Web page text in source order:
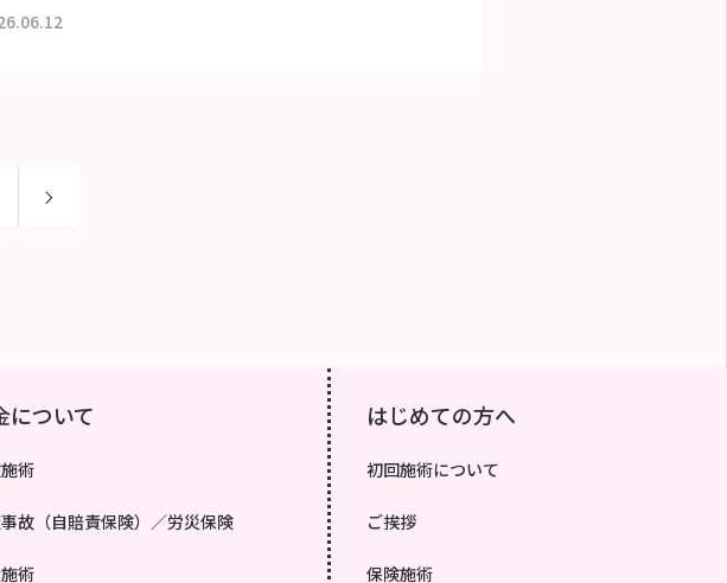
について
術
故（自賠責保険）／労災保険
術
はじめての方へ
初回施術について
ご挨拶
保険施術